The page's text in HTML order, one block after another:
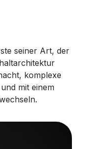
seiner Art, der
komplexe
mit einem